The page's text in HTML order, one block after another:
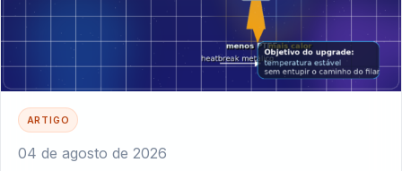
ARTIGO
04 de agosto de 2026